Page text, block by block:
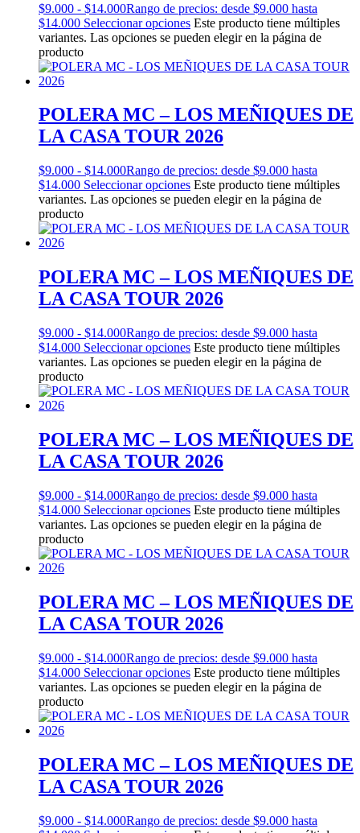
$9.000 - $14.000Rango de precios: desde $9.000 hasta
$14.000 Seleccionar opciones Este producto tiene múltiples
variantes. Las opciones se pueden elegir en la página de
producto
POLERA MC – LOS MEÑIQUES DE
LA CASA TOUR 2026
$9.000 - $14.000Rango de precios: desde $9.000 hasta
$14.000 Seleccionar opciones Este producto tiene múltiples
variantes. Las opciones se pueden elegir en la página de
producto
POLERA MC – LOS MEÑIQUES DE
LA CASA TOUR 2026
$9.000 - $14.000Rango de precios: desde $9.000 hasta
$14.000 Seleccionar opciones Este producto tiene múltiples
variantes. Las opciones se pueden elegir en la página de
producto
POLERA MC – LOS MEÑIQUES DE
LA CASA TOUR 2026
$9.000 - $14.000Rango de precios: desde $9.000 hasta
$14.000 Seleccionar opciones Este producto tiene múltiples
variantes. Las opciones se pueden elegir en la página de
producto
POLERA MC – LOS MEÑIQUES DE
LA CASA TOUR 2026
$9.000 - $14.000Rango de precios: desde $9.000 hasta
$14.000 Seleccionar opciones Este producto tiene múltiples
variantes. Las opciones se pueden elegir en la página de
producto
POLERA MC – LOS MEÑIQUES DE
LA CASA TOUR 2026
$9.000 - $14.000Rango de precios: desde $9.000 hasta